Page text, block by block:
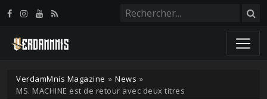
VerdamMnis Magazine » News »
MS. MACHINE est de retour avec deux titres
Panneau de gestion des cookies